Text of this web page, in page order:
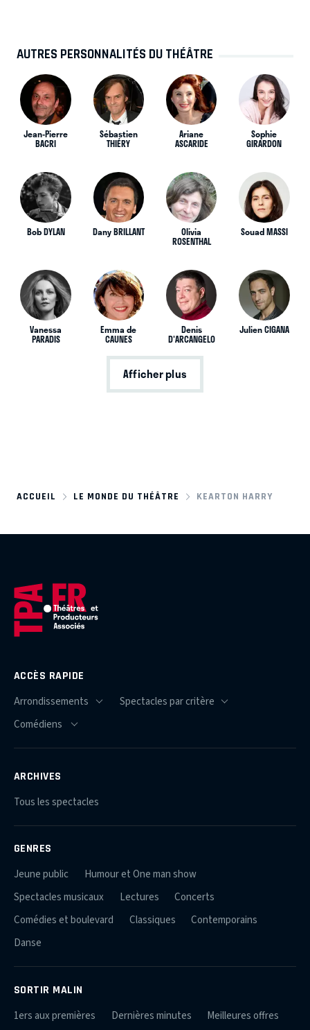
AUTRES PERSONNALITÉS DU THÉÂTRE
Jean-Pierre
BACRI
Sébastien
THIÉRY
Ariane
ASCARIDE
Sophie
GIRARDON
Bob DYLAN Dany BRILLANT Olivia
ROSENTHAL
Souad MASSI
Vanessa
PARADIS
Emma de
CAUNES
Denis
D'ARCANGELO
Julien CIGANA
Afficher plus
ACCUEIL LE MONDE DU THÉÂTRE KEARTON HARRY
ACCÈS RAPIDE
ARCHIVES
Tous les spectacles
GENRES
Jeune public
Humour et One man show
Spectacles musicaux
Lectures
Concerts
Comédies et boulevard
Classiques
Contemporains
Danse
SORTIR MALIN
1ers aux premières Dernières minutes Meilleures offres